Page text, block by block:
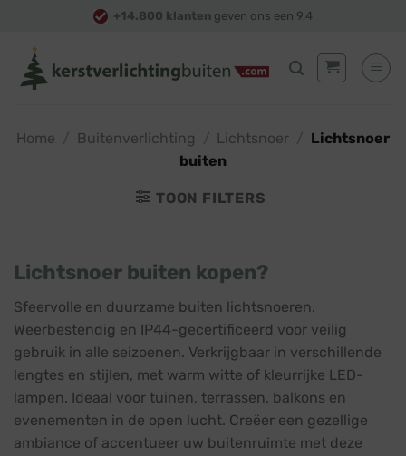
content
+14.800 klanten geven ons een 9,4
Home Buitenverlichting Lichtsnoer
Lichtsnoer
buiten
TOON FILTERS
Lichtsnoer buiten kopen?
Sfeervolle en duurzame buiten lichtsnoeren.
Weerbestendig en IP44-gecertificeerd voor veilig
gebruik in alle seizoenen. Verkrijgbaar in verschillende
lengtes en stijlen, met warm witte of kleurrijke LED-
lampen. Ideaal voor tuinen, terrassen, balkons en
evenementen in de open lucht. Creëer een gezellige
ambiance of accentueer uw buitenruimte met deze